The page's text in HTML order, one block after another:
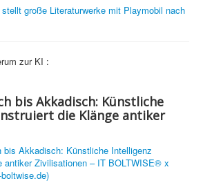
große Literaturwerke mit Playmobil nach
zur KI :
bis Akkadisch: Künstliche
die Klänge antiker
bis Akkadisch: Künstliche Intelligenz
antiker Zivilisationen – IT BOLTWISE® x